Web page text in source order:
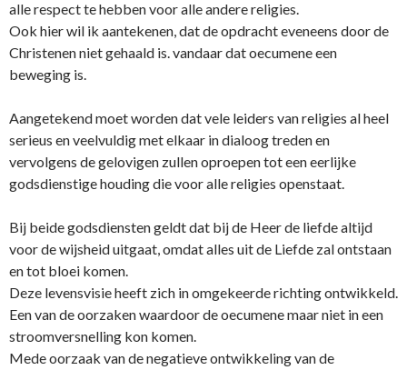
alle respect te hebben voor alle andere religies.
Ook hier wil ik aantekenen, dat de opdracht eveneens door de
Christenen niet gehaald is. vandaar dat oecumene een
beweging is.
Aangetekend moet worden dat vele leiders van religies al heel
serieus en veelvuldig met elkaar in dialoog treden en
vervolgens de gelovigen zullen oproepen tot een eerlijke
godsdienstige houding die voor alle religies openstaat.
Bij beide godsdiensten geldt dat bij de Heer de liefde altijd
voor de wijsheid uitgaat, omdat alles uit de Liefde zal o­ntstaan
en tot bloei komen.
Deze levensvisie heeft zich in omgekeerde richting o­ntwikkeld.
Een van de oorzaken waardoor de oecumene maar niet in een
stroomversnelling kon komen.
Mede oorzaak van de negatieve o­ntwikkeling van de